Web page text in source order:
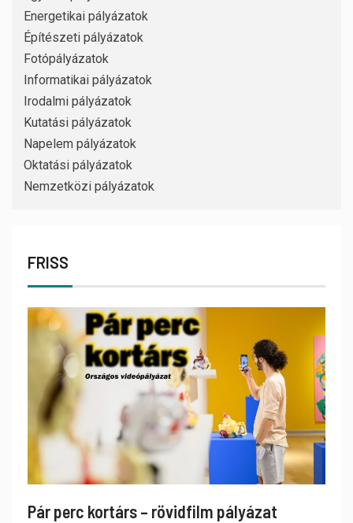
Energetikai pályázatok
Építészeti pályázatok
Fotópályázatok
Informatikai pályázatok
Irodalmi pályázatok
Kutatási pályázatok
Napelem pályázatok
Oktatási pályázatok
Nemzetközi pályázatok
FRISS
Pár perc kortárs – rövidfilm pályázat